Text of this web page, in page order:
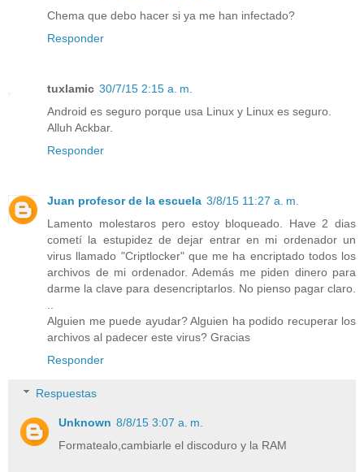
Chema que debo hacer si ya me han infectado?
Responder
tuxlamic 30/7/15 2:15 a. m.
Android es seguro porque usa Linux y Linux es seguro.
Alluh Ackbar.
Responder
Juan profesor de la escuela 3/8/15 11:27 a. m.
Lamento molestaros pero estoy bloqueado. Have 2 dias
cometí la estupidez de dejar entrar en mi ordenador un
virus llamado "Criptlocker" que me ha encriptado todos los
archivos de mi ordenador. Además me piden dinero para
darme la clave para desencriptarlos. No pienso pagar claro.
Alguien me puede ayudar? Alguien ha podido recuperar los
archivos al padecer este virus? Gracias
Responder
Respuestas
Unknown 8/8/15 3:07 a. m.
Formatealo,cambiarle el discoduro y la RAM